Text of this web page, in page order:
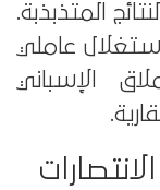
المتذبذبة.
عاملي
الإسباني